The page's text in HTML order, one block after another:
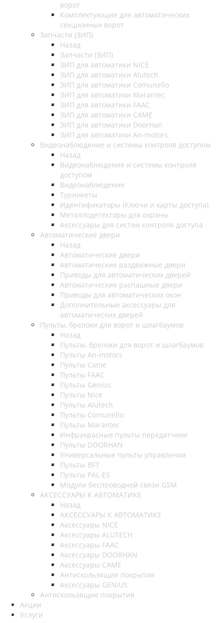
ворот
Комплектующие для автоматических
секционных ворот
Запчасти (ЗИП)
Назад
Запчасти (ЗИП)
ЗИП для автоматики NICE
ЗИП для автоматики Alutech
ЗИП для автоматики Comunello
ЗИП для автоматики Marantec
ЗИП для автоматики FAAC
ЗИП для автоматики CAME
ЗИП для автоматики DoorHan
ЗИП для автоматики An-motors
Видеонаблюдение и системы контроля доступом
Назад
Видеонаблюдение и системы контроля
доступом
Видеонаблюдение
Турникеты
Идентификаторы (Ключи и карты доступа)
Металлодетекторы для охраны
Аксессуары для систем контроля доступа
Автоматические двери
Назад
Автоматические двери
Автоматические раздвижные двери
Приводы для автоматических дверей
Автоматические распашные двери
Приводы для автоматических окон
Дополнительные аксессуары для
автоматических дверей
Пульты, брелоки для ворот и шлагбаумов
Назад
Пульты, брелоки для ворот и шлагбаумов
Пульты An-motors
Пульты Came
Пульты FAAC
Пульты Genius
Пульты Nice
Пульты Alutech
Пульты Сomunello
Пульты Marantec
Инфракрасные пульты передатчики
Пульты DOORHAN
Универсальные пульты управления
Пульты BFT
Пульты PAL-ES
Модули беспроводной связи GSM
АКСЕССУАРЫ К АВТОМАТИКЕ
Назад
АКСЕССУАРЫ К АВТОМАТИКЕ
Аксессуары NICE
Аксессуары ALUTECH
Аксессуары FAAC
Аксессуары DOORHAN
Аксессуары CAME
Антискользящие покрытия
Аксессуары GENIUS
Антискользящие покрытия
Акции
Услуги